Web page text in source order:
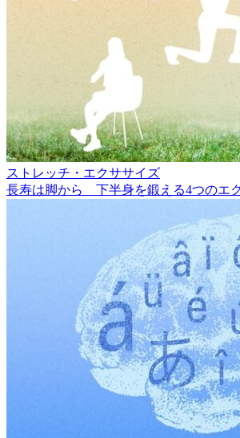
ストレッチ・エクササイズ
長寿は脚から 下半身を鍛える4つのエ